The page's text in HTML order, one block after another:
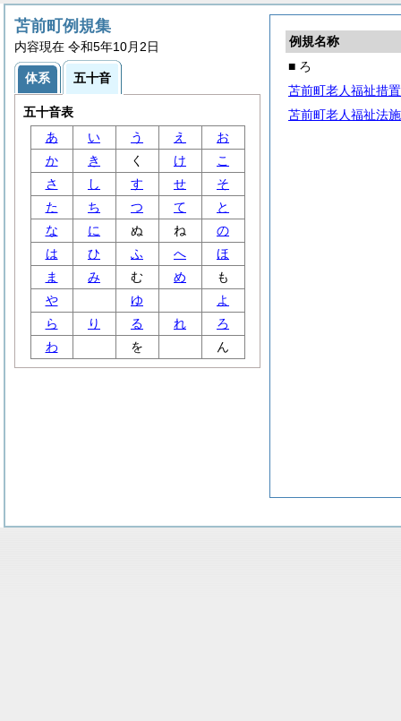
例規名称
■ ろ
苫前町老人福祉措
苫前町老人福祉法
苫前町例規集
内容現在 令和5年10月2日
体系 五十音
五十音表
あ
い う え
お
か
き く け
こ
さ
し す せ
そ
た
ち つ て
と
な
に ぬ ね
の
は
ひ ふ へ
ほ
ま
み む め
も
や
ゆ
よ
ら
り る れ
ろ
わ
を ん